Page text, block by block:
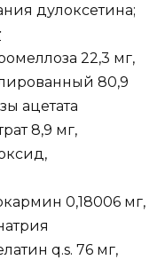
дулоксетина;
22,3 мг,
80,9
ацетата
8,9 мг,
0,18006 мг,
q.s. 76 мг,